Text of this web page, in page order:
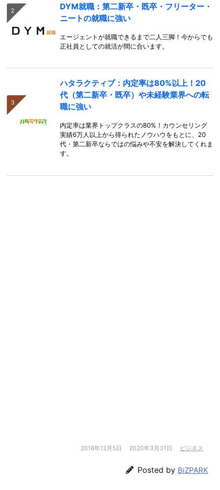
DYM就職：第二新卒・既卒・フリーター・
ニートの就職に強い
エージェントが就職できるまで二人三脚！今からでも
正社員としての就活が間に合います。
ハタラクティブ：内定率は80%以上！20
代（第二新卒・既卒）や未経験業界への転
職に強い
内定率は業界トップクラスの80%！カウンセリング
実績6万人以上から得られたノウハウをもとに、20
代・第二新卒ならではの悩みや不安を解決してくれま
す。
2016年12月5日 2020年3月31日 ビジネス
Posted by BiZPARK